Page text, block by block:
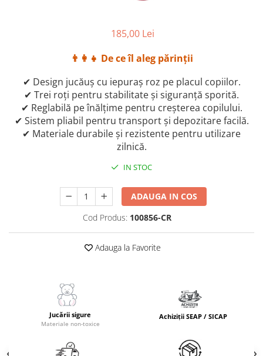
Carti de Colorat & Activitati
Carti cu Apa & Reutilizabile
Camera Copilului
Balansoare & Covorase de Joaca
Carusele & Jucarii pentru Patut
Corturi & Spatii de Joaca
Depozitare & Organizare Jucarii
Trotinete & Triciclete pentru Copii
Joaca de Vara & Apa
Colaci & Saltele Gonflabile
Toate Jucariile pentru Copii
Jucarii Educative & Invatare
Jucarii pentru Bebe (0–2 ani)
185,00 Lei
👨‍👩‍👧 De ce îl aleg părinții
✔ Design jucăuș cu iepuraș roz pe placul copiilor.
✔ Trei roți pentru stabilitate și siguranță sporită.
✔ Reglabilă pe înălțime pentru creșterea copilului.
✔ Sistem pliabil pentru transport și depozitare facilă.
✔ Materiale durabile și rezistente pentru utilizare
zilnică.
IN STOC
ADAUGA IN COS
Cod Produs: 100856-CR
Adauga la Favorite
Jucării sigure
Materiale non-toxice
Achiziții SEAP / SICAP